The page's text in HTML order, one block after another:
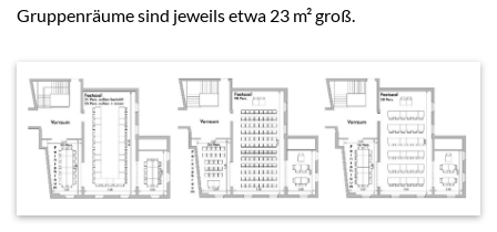
Gruppenräume sind jeweils etwa 23 m² groß.